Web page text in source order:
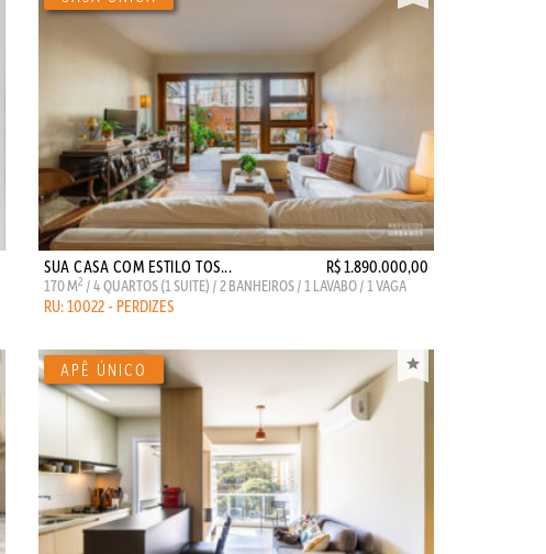
SUA CASA COM ESTILO TOS... R$ 1.890.000,00
170 M2 / 4 QUARTOS (1 SUITE) / 2 BANHEIROS / 1 LAVABO / 1 VAGA
RU: 10022 - PERDIZES